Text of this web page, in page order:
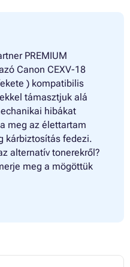
PREMIUM
Canon CEXV-18
) kompatibilis
támasztjuk alá
hibákat
meg az élettartam
kárbiztosítás fedezi.
alternatív tonerekről?
meg a mögöttük